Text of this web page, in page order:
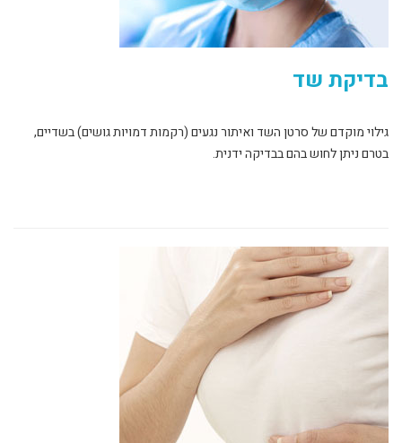
בדיקת שד
גילוי מוקדם של סרטן השד ואיתור נגעים (רקמות דמויות גושים) בשדיים,
בטרם ניתן לחוש בהם בבדיקה ידנית.